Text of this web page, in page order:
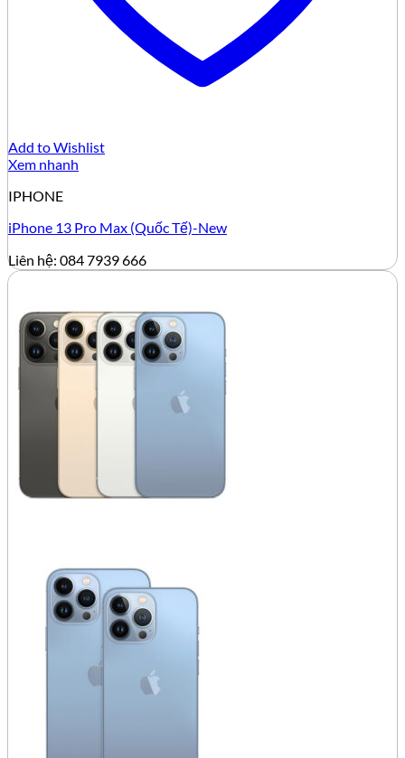
Add to Wishlist
Xem nhanh
IPHONE
iPhone 13 Pro Max (Quốc Tế)-New
Liên hệ: 084 7939 666